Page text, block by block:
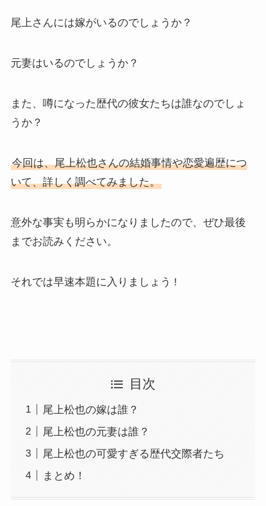
尾上さんには嫁がいるのでしょうか？
元妻はいるのでしょうか？
また、噂になった歴代の彼女たちは誰なのでしょ
うか？
今回は、尾上松也さんの結婚事情や恋愛遍歴につ
いて、詳しく調べてみました。
意外な事実も明らかになりましたので、ぜひ最後
までお読みください。
それでは早速本題に入りましょう !
目次
尾上松也の嫁は誰？
尾上松也の元妻は誰？
尾上松也の可愛すぎる歴代交際者たち
まとめ！